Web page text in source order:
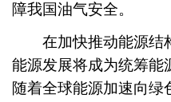
障我国油气安全。
在加快推动能源结
能源发展将成为统筹能
随着全球能源加速向绿